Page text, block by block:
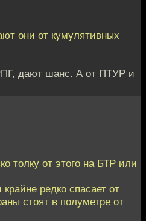
они от кумулятивных
дают шанс. А от ПТУР и
толку от этого на БТР или
редко спасает от
стоят в полуметре от